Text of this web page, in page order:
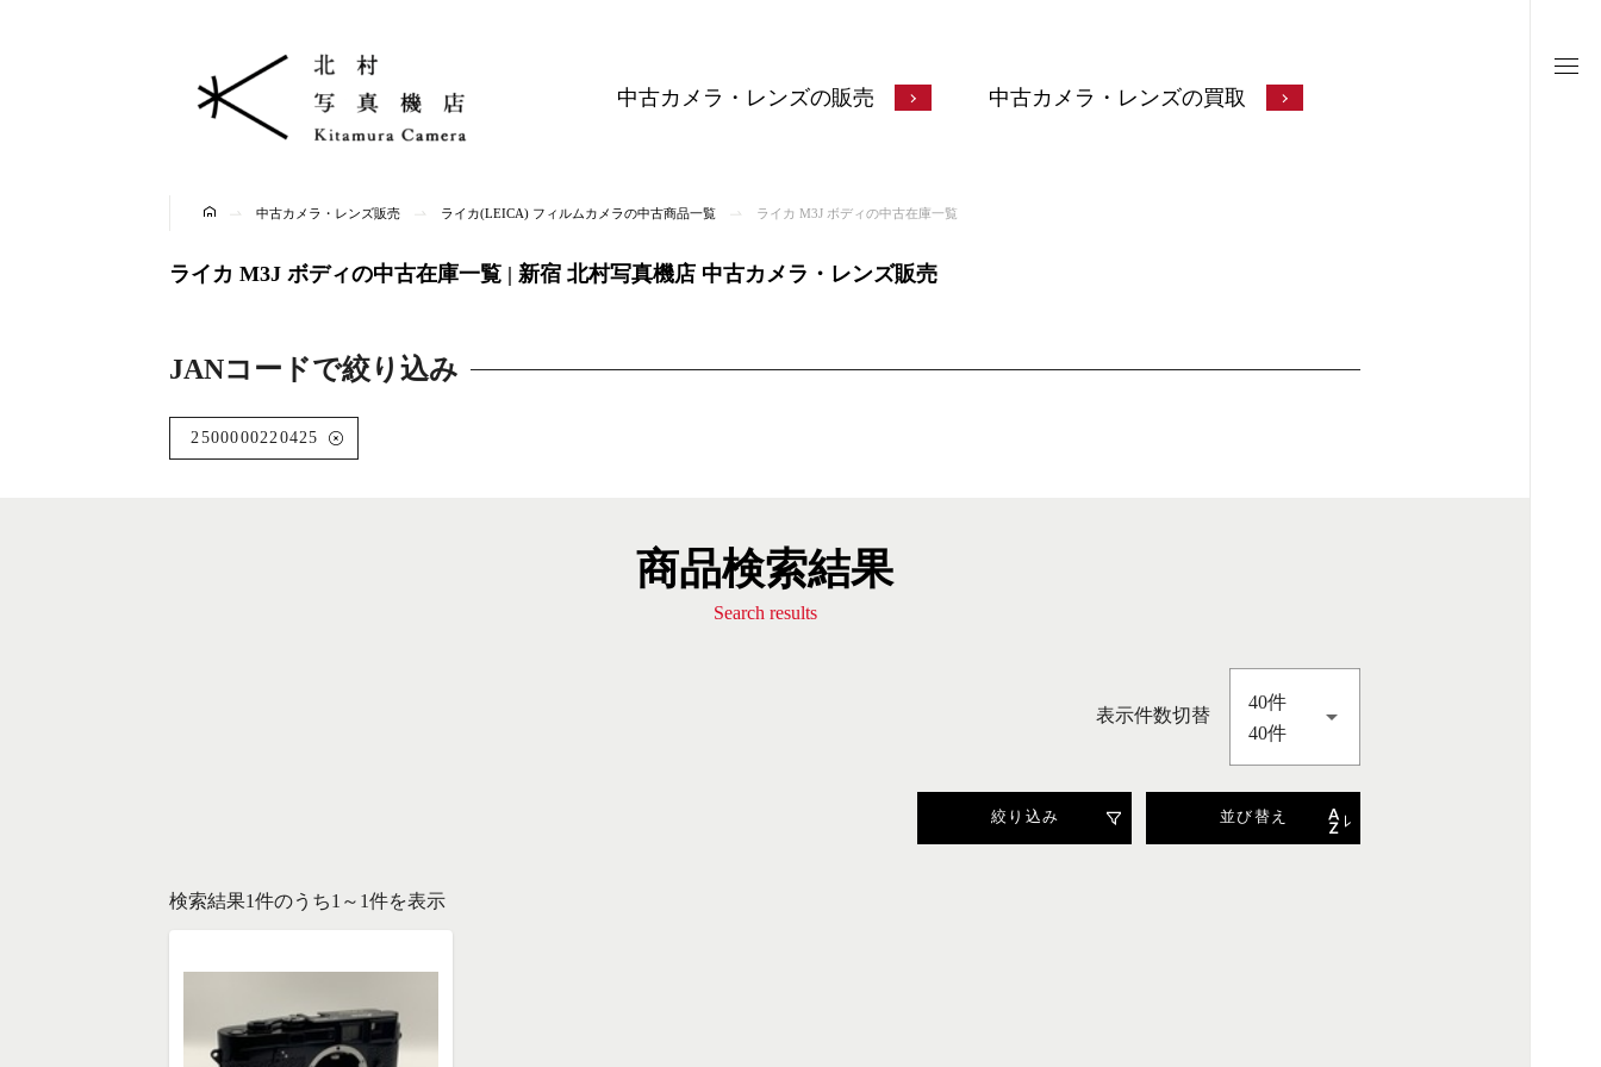
中古カメラ・レンズの販売 中古カメラ・レンズの買取
中古カメラ・レンズ販売 ライカ(LEICA) フィルムカメラの中古商品一覧 ライカ M3J ボディの中古在庫一覧
ライカ M3J ボディの中古在庫一覧 | 新宿 北村写真機店 中古カメラ・レンズ販売
JANコードで絞り込み
2500000220425
商品検索結果
Search results
表示件数切替
40件
40件
絞り込み 並び替え
検索結果1件のうち1～1件を表示